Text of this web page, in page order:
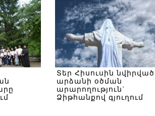
Տեր Հիսուսին նվիրված
արձանի օծման
արարողություն`
Ձիթհանքով գյուղում